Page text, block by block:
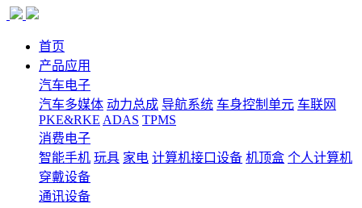
首页
产品应用
汽车电子
汽车多媒体 动力总成 导航系统 车身控制单元 车联网
PKE&RKE ADAS TPMS
消费电子
智能手机 玩具 家电 计算机接口设备 机顶盒 个人计算机
穿戴设备
通讯设备